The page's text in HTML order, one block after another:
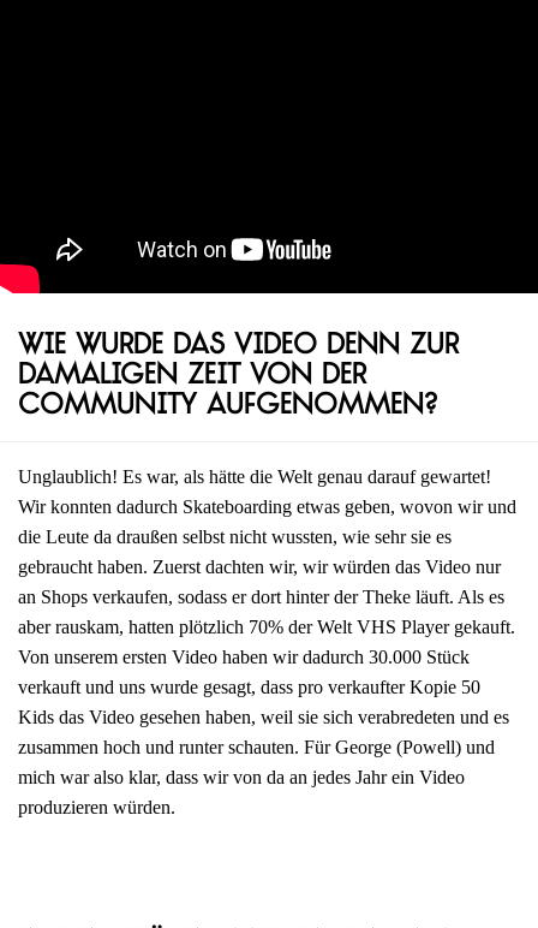
Wie wurde das Video denn zur
damaligen Zeit von der
Community aufgenommen?
Unglaublich! Es war, als hätte die Welt genau darauf gewartet!
Wir konnten dadurch Skateboarding etwas geben, wovon wir und
die Leute da draußen selbst nicht wussten, wie sehr sie es
gebraucht haben. Zuerst dachten wir, wir würden das Video nur
an Shops verkaufen, sodass er dort hinter der Theke läuft. Als es
aber rauskam, hatten plötzlich 70% der Welt VHS Player gekauft.
Von unserem ersten Video haben wir dadurch 30.000 Stück
verkauft und uns wurde gesagt, dass pro verkaufter Kopie 50
Kids das Video gesehen haben, weil sie sich verabredeten und es
zusammen hoch und runter schauten. Für George (Powell) und
mich war also klar, dass wir von da an jedes Jahr ein Video
produzieren würden.